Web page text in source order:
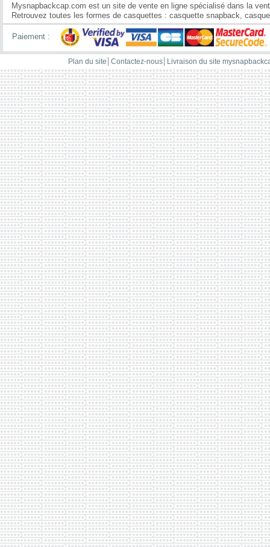
Mysnapbackcap.com est un site de vente en ligne spécialisé dans la
Retrouvez toutes les formes de casquettes : casquette snapback,
Paiement :
Plan du site Contactez-nous Livraison du site